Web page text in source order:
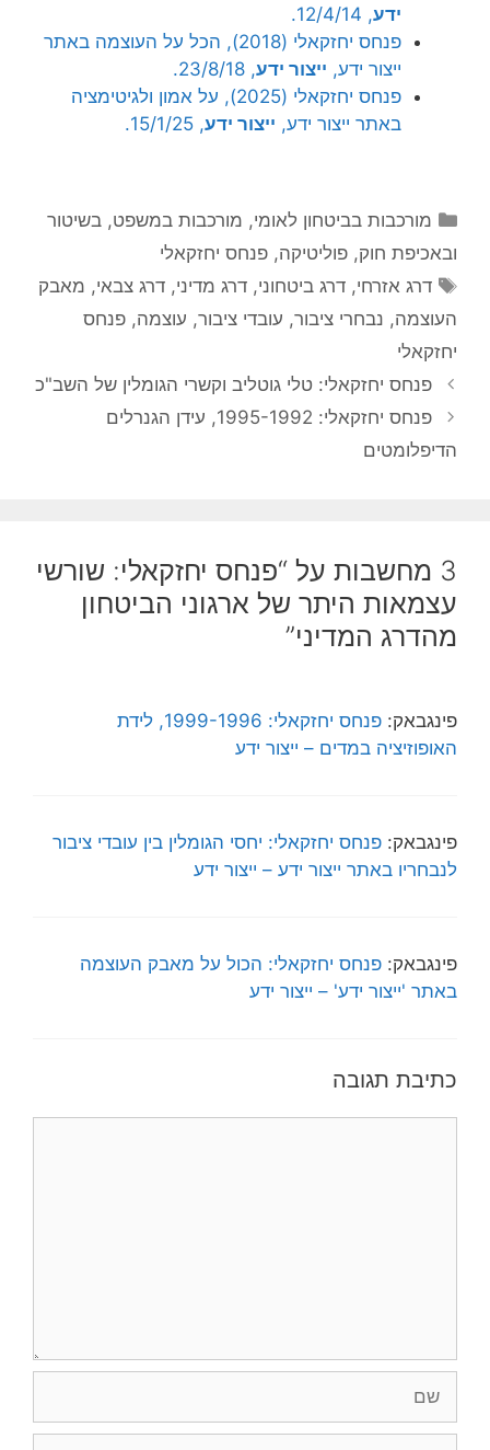
ידע, 12/4/14.
פנחס יחזקאלי (2018), הכל על העוצמה באתר
ייצור ידע, ייצור ידע, 23/8/18.
פנחס יחזקאלי (2025), על אמון ולגיטימציה
באתר ייצור ידע, ייצור ידע, 15/1/25.
קטגוריות
מורכבות בביטחון לאומי, מורכבות במשפט, בשיטור
ובאכיפת חוק, פוליטיקה, פנחס יחזקאלי
תגיות
דרג אזרחי,דרג ביטחוני,דרג מדיני,דרג צבאי, מאבק
העוצמה, נבחרי ציבור, עובדי ציבור, עוצמה, פנחס
יחזקאלי
פנחס יחזקאלי: טלי גוטליב וקשרי הגומלין של השב"כ
פנחס יחזקאלי: 1995-1992, עידן הגנרלים
הדיפלומטים
3 מחשבות על “פנחס יחזקאלי: שורשי
עצמאות היתר של ארגוני הביטחון
מהדרג המדיני”
פינגבאק:
פנחס יחזקאלי: 1999-1996, לידת
האופוזיציה במדים – ייצור ידע
פינגבאק: פנחס יחזקאלי: יחסי הגומלין בין עובדי ציבור
לנבחריו באתר ייצור ידע – ייצור ידע
פינגבאק: פנחס יחזקאלי: הכול על מאבק העוצמה
באתר 'ייצור ידע' – ייצור ידע
כתיבת תגובה